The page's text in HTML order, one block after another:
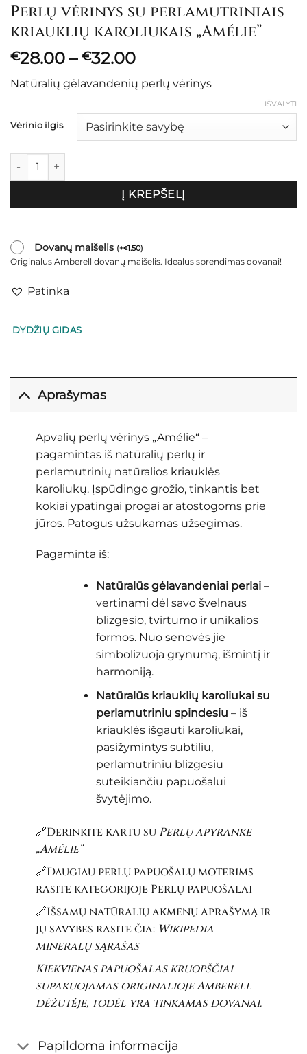
Perlų vėrinys su perlamutriniais
kriauklių karoliukais „Amélie”
€28.00 – €32.00Price
range:
€28.00
€32.00
Natūralių gėlavandenių perlų vėrinys
Vėrinio ilgis
IŠVALYTI
produkto kiekis: Perlų vėrinys su perlamutriniais kriauklių
Į KREPŠELĮ
Dovanų maišelis (+€1.50)
Originalus Amberell dovanų maišelis. Idealus sprendimas dovanai!
Patinka
DYDŽIŲ GIDAS
Aprašymas
Apvalių perlų vėrinys „Amélie“ –
pagamintas iš natūralių perlų ir
perlamutrinių natūralios kriauklės
karoliukų. Įspūdingo grožio, tinkantis bet
kokiai ypatingai progai ar atostogoms prie
jūros. Patogus užsukamas užsegimas.
Pagaminta iš:
Natūralūs gėlavandeniai perlai–
vertinami dėl savo švelnaus
blizgesio, tvirtumo ir unikalios
formos. Nuo senovės jie
simbolizuoja grynumą, išmintį ir
harmoniją.
Natūralūs kriauklių karoliukai su
perlamutriniu spindesiu – iš
kriauklės išgauti karoliukai,
pasižymintys subtiliu,
perlamutriniu blizgesiu
suteikiančiu papuošalui
švytėjimo.
🔗Derinkite kartu su Perlų apyranke
„Amélie“
🔗Daugiau perlų papuošalų moterims
rasite kategorijoje Perlų papuošalai
🔗Išsamų natūralių akmenų aprašymą ir
jų savybes rasite čia: Wikipedia
mineralų sąrašas
Kiekvienas papuošalas kruopščiai
supakuojamas originalioje Amberell
dėžutėje, todėl yra tinkamas dovanai.
Papildoma informacija